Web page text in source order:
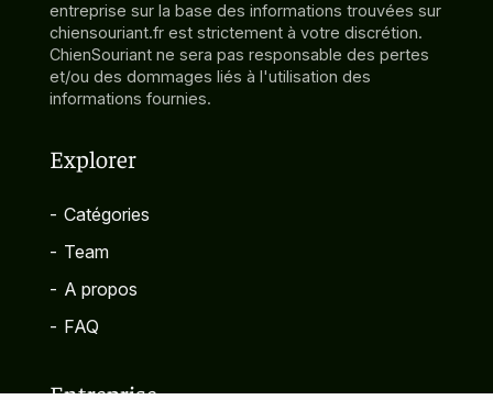
entreprise sur la base des informations trouvées sur
chiensouriant.fr est strictement à votre discrétion.
ChienSouriant ne sera pas responsable des pertes
et/ou des dommages liés à l'utilisation des
informations fournies.
Explorer
- Catégories
- Team
- A propos
- FAQ